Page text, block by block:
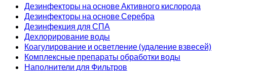
Дезинфекторы на основе Активного кислорода
Дезинфекторы на основе Серебра
Дезинфекция для СПА
Дехлорирование воды
Коагулирование и осветление (удаление взвесей)
Комплексные препараты обработки воды
Наполнители для Фильтров